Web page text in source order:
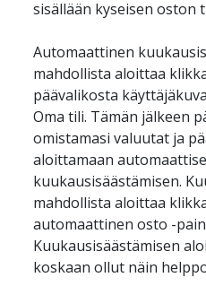
Automaattinen
mahdollista aloittaa
päävalikosta
Oma tili. Tämän jälkeen
omistamasi valuutat ja
aloittamaan
kuukausisäästämisen.
mahdollista aloittaa
automaattinen osto -
Kuukausisäästämisen